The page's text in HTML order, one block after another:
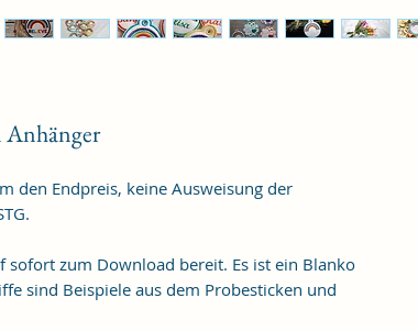
den Endpreis, keine Ausweisung der
sofort zum Download bereit. Es ist ein Blanko
sind Beispiele aus dem Probesticken und